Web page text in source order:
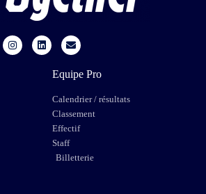
Equipe Pro
Calendrier / résultats
Classement
Effectif
Staff
Billetterie